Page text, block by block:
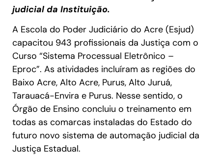
judicial da Instituição.
A Escola do Poder Judiciário do Acre (Esjud)
capacitou 943 profissionais da Justiça com o
Curso “Sistema Processual Eletrônico –
Eproc”. As atividades incluíram as regiões do
Baixo Acre, Alto Acre, Purus, Alto Juruá,
Tarauacá-Envira e Purus. Nesse sentido, o
Órgão de Ensino concluiu o treinamento em
todas as comarcas instaladas do Estado do
futuro novo sistema de automação judicial da
Justiça Estadual.